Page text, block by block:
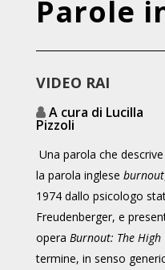
Parole
VIDEO RAI
A cura di Lucilla
Pizzoli
Una parola che
la parola inglese burnout
1974 dallo psicologo
Freudenberger, e
opera Burnout: The High
termine, in senso